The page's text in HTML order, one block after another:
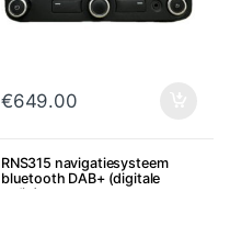
€649.00
RNS315 navigatiesysteem
bluetooth DAB+ (digitale
radio)